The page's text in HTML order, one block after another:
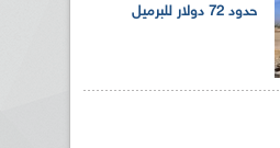
حدود 72 دولار للبرميل